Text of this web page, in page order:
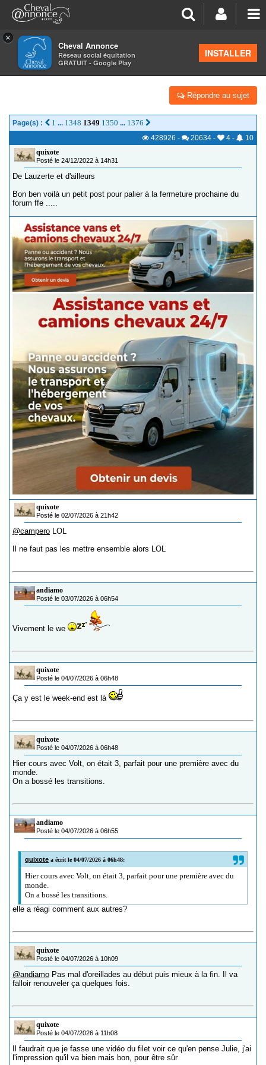
×
Cheval Annonce
Réseau social équitation
GRATUIT - Google Play
INSTALLER
>Les groupes régionaux>Midi Pyrénées
LES TOUJOURS FOLLES
Répondre au sujet
Page(s) : 1 ... 1348 1349 1350 ... 1376
428926 - 20634 - 4 -
10
quixote
Posté le 24/12/2022 à 14h31
De Lauzerte et d'ailleurs
Bon ben voilà un petit post pour palier à la fermeture prochaine du
forum ffe .....
quixote
Posté le 02/07/2026 à 21h42
@campero LOL
Il ne faut pas les mettre ensemble alors LOL
andiamo
Posté le 03/07/2026 à 06h54
Vivement le we
quixote
Posté le 04/07/2026 à 06h48
Ça y est le week-end est là
quixote
Posté le 04/07/2026 à 06h48
Hier cours avec Volt, on était 3, parfait pour une première avec du
monde.
On a bossé les transitions.
andiamo
Posté le 04/07/2026 à 06h55
quixote a écrit le 04/07/2026 à 06h48:
Hier cours avec Volt, on était 3, parfait pour une première avec du
monde.
On a bossé les transitions.
elle a réagi comment aux autres?
quixote
Posté le 04/07/2026 à 10h09
@andiamo Pas mal d'oreillades au début puis mieux à la fin. Il va
falloir renouveler ça quelques fois.
quixote
Posté le 04/07/2026 à 11h08
Il faudrait que je fasse une vidéo du filet voir ce qu'en pense Julie, j'ai
l'impression qu'il va bien mais bon, pour être sûr